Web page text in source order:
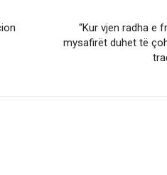
“Kur vjen radha e
mysafirët duhet të